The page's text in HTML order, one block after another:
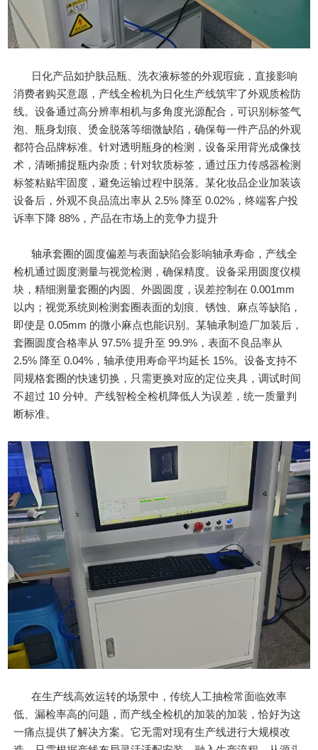
日化产品如护肤品瓶、洗衣液标签的外观瑕疵，直接影响
消费者购买意愿，产线全检机为日化生产线筑牢了外观质检防
线。设备通过高分辨率相机与多角度光源配合，可识别标签气
泡、瓶身划痕、烫金脱落等细微缺陷，确保每一件产品的外观
都符合品牌标准。针对透明瓶身的检测，设备采用背光成像技
术，清晰捕捉瓶内杂质；针对软质标签，通过压力传感器检测
标签粘贴牢固度，避免运输过程中脱落。某化妆品企业加装该
设备后，外观不良品流出率从 2.5% 降至 0.02%，终端客户投
诉率下降 88%，产品在市场上的竞争力提升
轴承套圈的圆度偏差与表面缺陷会影响轴承寿命，产线全
检机通过圆度测量与视觉检测，确保精度。设备采用圆度仪模
块，精细测量套圈的内圆、外圆圆度，误差控制在 0.001mm
以内；视觉系统则检测套圈表面的划痕、锈蚀、麻点等缺陷，
即使是 0.05mm 的微小麻点也能识别。某轴承制造厂加装后，
套圈圆度合格率从 97.5% 提升至 99.9%，表面不良品率从
2.5% 降至 0.04%，轴承使用寿命平均延长 15%。设备支持不
同规格套圈的快速切换，只需更换对应的定位夹具，调试时间
不超过 10 分钟。产线智检全检机降低人为误差，统一质量判
断标准。
在生产线高效运转的场景中，传统人工抽检常面临效率
低、漏检率高的问题，而产线全检机的加装的加装，恰好为这
一痛点提供了解决方案。它无需对现有生产线进行大规模改